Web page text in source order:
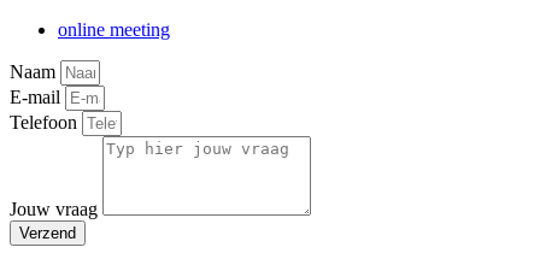
online meeting
Naam
E-mail
Telefoon
Jouw vraag
Verzend